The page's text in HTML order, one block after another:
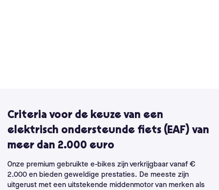
Criteria voor de keuze van een
elektrisch ondersteunde fiets (EAF) van
meer dan 2.000 euro
Onze premium gebruikte e-bikes zijn verkrijgbaar vanaf €
2.000 en bieden geweldige prestaties. De meeste zijn
uitgerust met een uitstekende middenmotor van merken als